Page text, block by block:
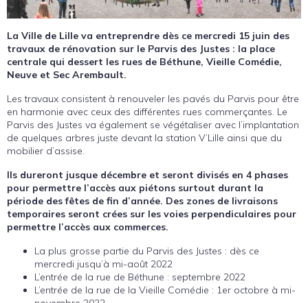
La Ville de Lille va entreprendre dès ce mercredi 15 juin des
travaux de rénovation sur le Parvis des Justes : la place
centrale qui dessert les rues de Béthune, Vieille Comédie,
Neuve et Sec Arembault.
Les travaux consistent à renouveler les pavés du Parvis pour être
en harmonie avec ceux des différentes rues commerçantes. Le
Parvis des Justes va également se végétaliser avec l’implantation
de quelques arbres juste devant la station V’Lille ainsi que du
mobilier d’assise.
Ils dureront jusque décembre et seront divisés en 4 phases
pour permettre l’accès aux piétons surtout durant la
période des fêtes de fin d’année. Des zones de livraisons
temporaires seront crées sur les voies perpendiculaires pour
permettre l’accès aux commerces.
La plus grosse partie du Parvis des Justes : dès ce
mercredi jusqu’à mi-août 2022
L’entrée de la rue de Béthune : septembre 2022
L’entrée de la rue de la Vieille Comédie : 1er octobre à mi-